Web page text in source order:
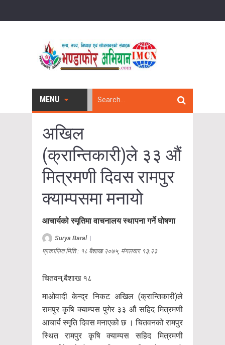
MENU
अखिल
(क्रान्तिकारी)ले ३३ औं
मित्रमणी दिवस रामपुर
क्याम्पसमा मनायो
आचार्यको स्मृतिमा वाचनालय स्थापना गर्ने घोषणा
Surya Baral|
प्रकासित मिति : १८ बैशाख २०७५, मंगलवार १३:२३
चितवन,बैशाख १८
माओवादी केन्द्र निकट अखिल (क्रान्तिकारी)ले
रामपुर कृषि क्याम्पस पुगेर ३३ औं सहिद मित्रमणी
आचार्य स्मृति दिवस मनाएको छ । चितवनको रामपुर
स्थित रामपुर कृषि क्याम्पस सहिद मित्रमणी